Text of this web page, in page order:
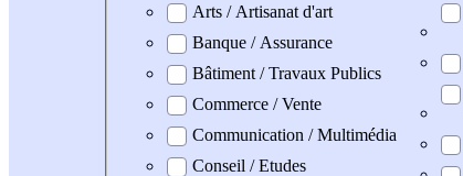
Arts / Artisanat d'art
Banque / Assurance
Bâtiment / Travaux Publics
Commerce / Vente
Communication / Multimédia
Conseil / Etudes